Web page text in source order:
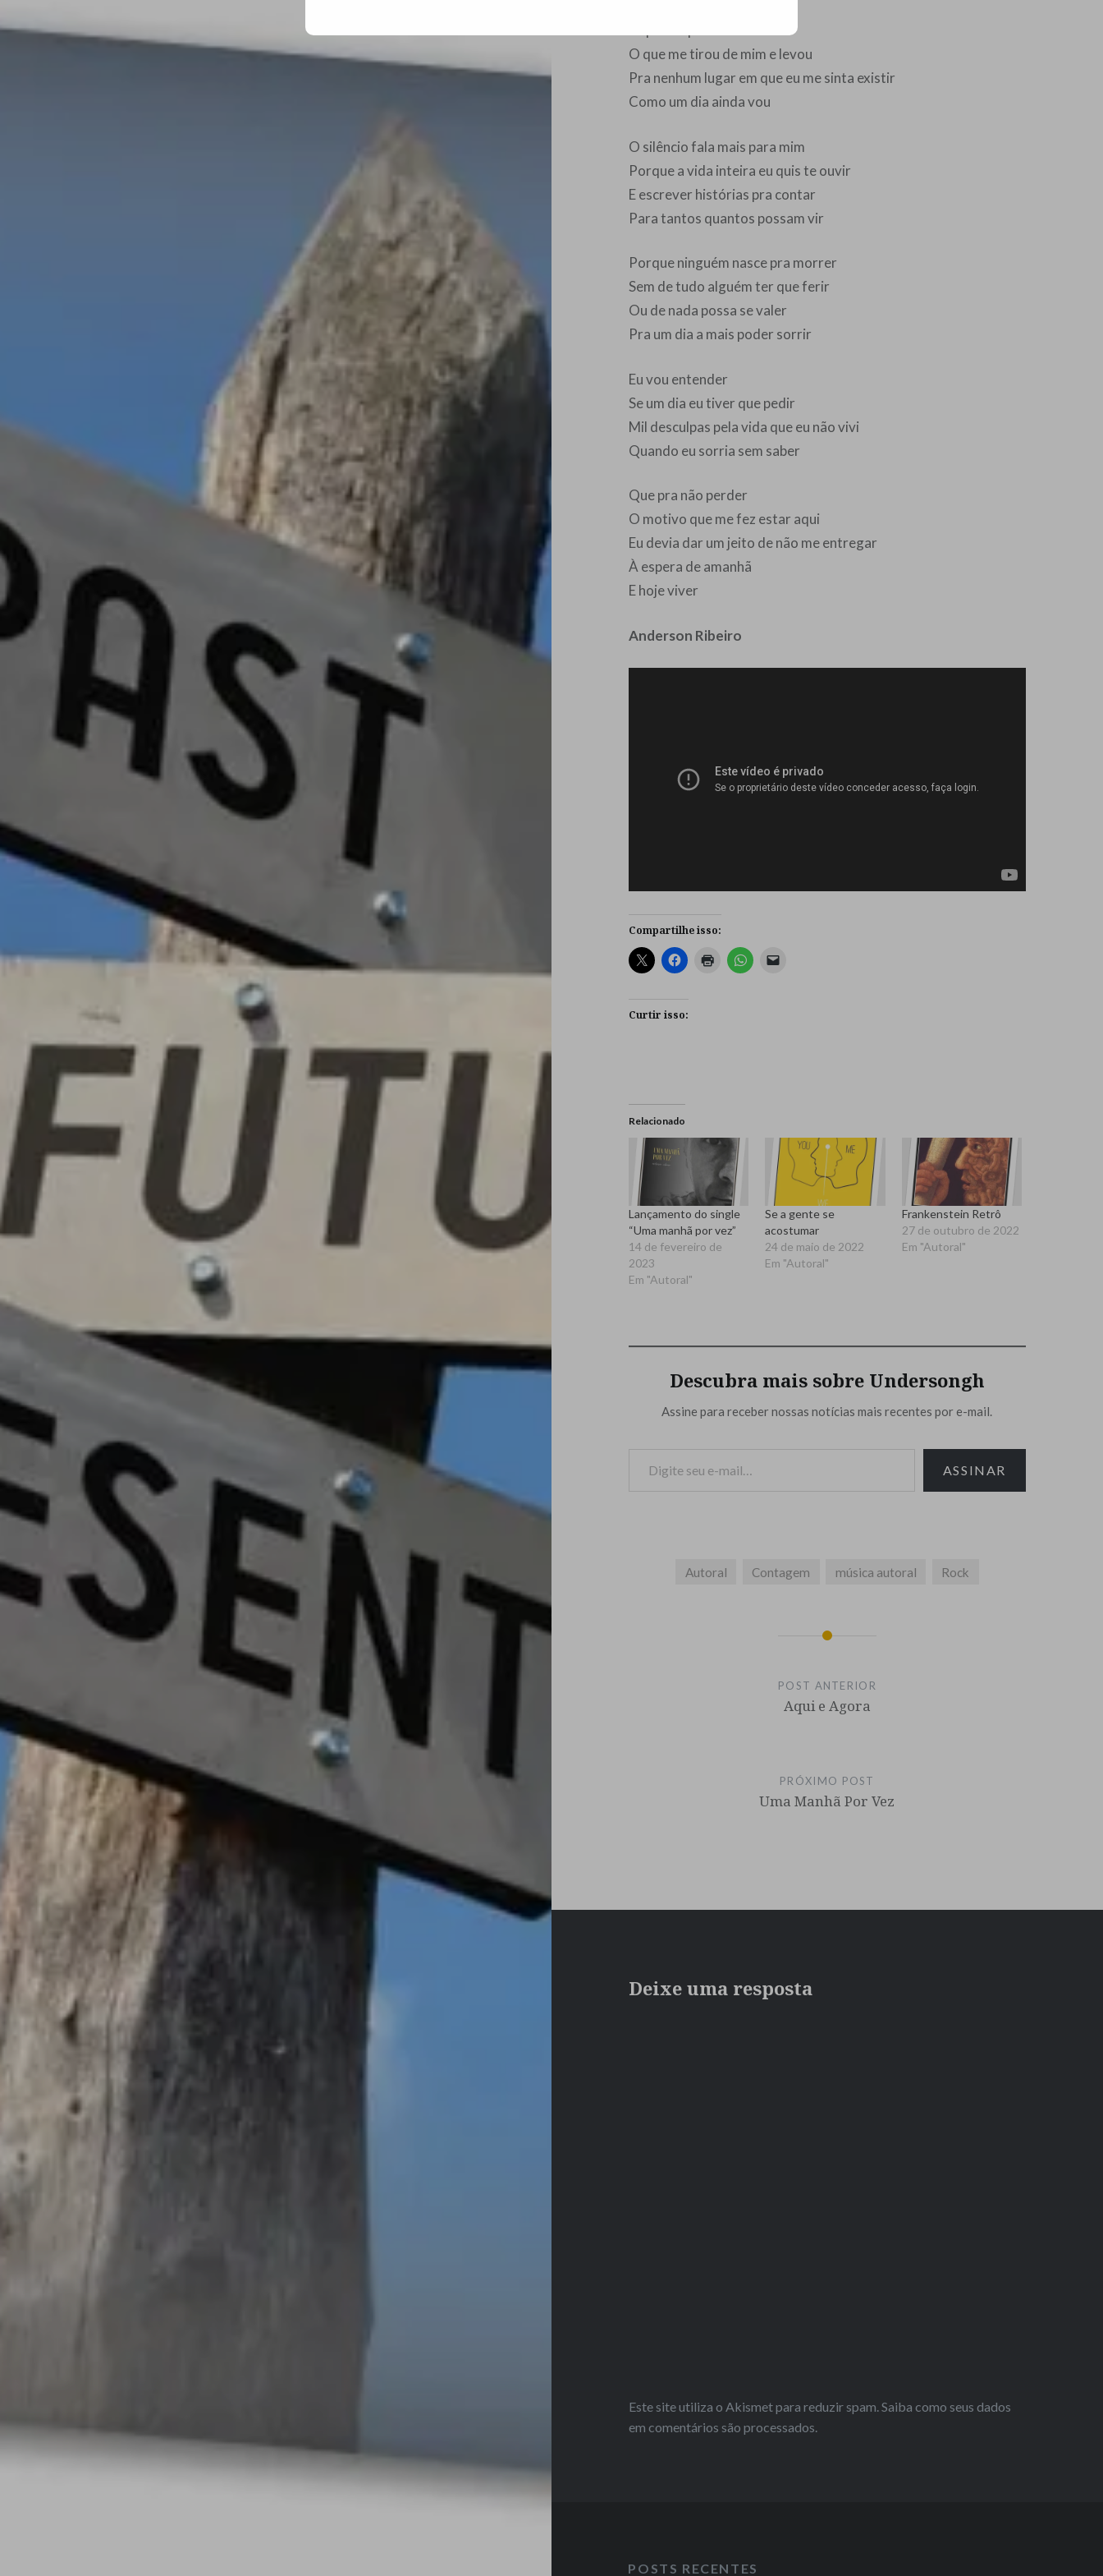
O que me tirou de mim e levou
Pra nenhum lugar em que eu me sinta existir
Como um dia ainda vou
O silêncio fala mais para mim
Porque a vida inteira eu quis te ouvir
E escrever histórias pra contar
Para tantos quantos possam vir
Porque ninguém nasce pra morrer
Sem de tudo alguém ter que ferir
Ou de nada possa se valer
Pra um dia a mais poder sorrir
Eu vou entender
Se um dia eu tiver que pedir
Mil desculpas pela vida que eu não vivi
Quando eu sorria sem saber
Que pra não perder
O motivo que me fez estar aqui
Eu devia dar um jeito de não me entregar
À espera de amanhã
E hoje viver
Anderson Ribeiro
Compartilhe isso:
Curtir isso:
Relacionado
Lançamento do single
“Uma manhã por vez”
14 de fevereiro de
2023
Em "Autoral"
Se a gente se
acostumar
24 de maio de 2022
Em "Autoral"
Frankenstein Retrô
27 de outubro de 2022
Em "Autoral"
Descubra mais sobre Undersongh
Assine para receber nossas notícias mais recentes por e-mail.
ASSINAR
Autoral Contagem música autoral Rock
POST ANTERIOR
Aqui e Agora
PRÓXIMO POST
Uma Manhã Por Vez
Deixe uma resposta
Este site utiliza o Akismet para reduzir spam.Saiba como seus dados
em comentários são processados.
POSTS RECENTES